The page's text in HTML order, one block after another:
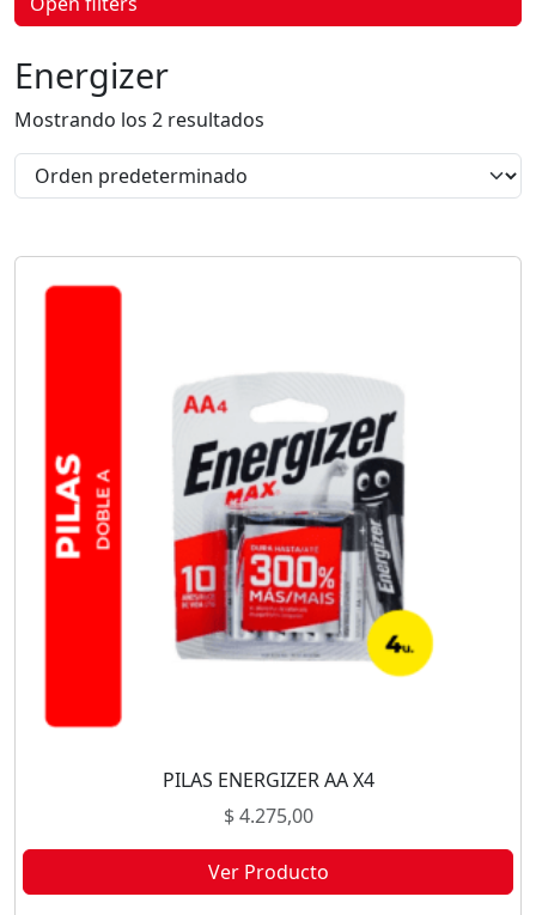
d
u
c
t
o
Energizer
Mostrando los 2 resultados
PILAS ENERGIZER AA X4
$4.275,00
Ver Producto